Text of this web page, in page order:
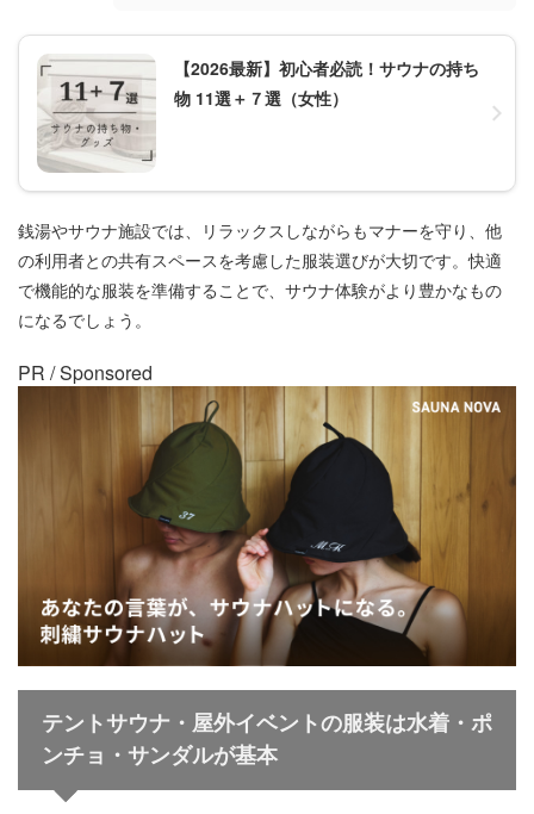
【2026最新】初心者必読！サウナの持ち
物 11選＋７選（女性）
銭湯やサウナ施設では、リラックスしながらもマナーを守り、他
の利用者との共有スペースを考慮した服装選びが大切です。快適
で機能的な服装を準備することで、サウナ体験がより豊かなもの
になるでしょう。
PR / Sponsored
テントサウナ・屋外イベントの服装は水着・ポ
ンチョ・サンダルが基本